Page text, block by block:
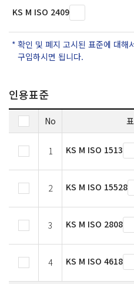
KS M ISO 2409
확인 및 폐지 고시된 표준에 대해
구입하시면 됩니다.
인용표준
No
1 KS M ISO 1513
2 KS M ISO 15528
3 KS M ISO 2808
4 KS M ISO 4618